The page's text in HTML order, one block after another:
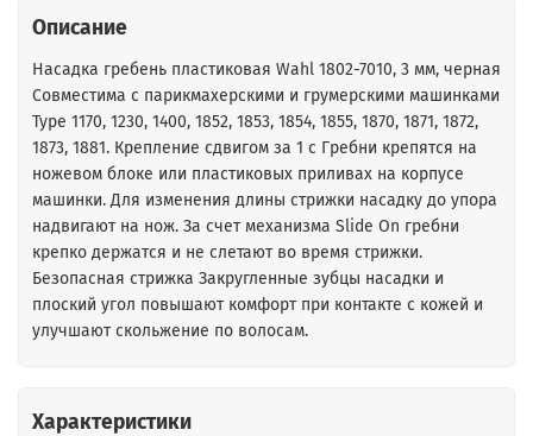
Описание
Насадка гребень пластиковая Wahl 1802-7010, 3 мм, черная
Cовместима с парикмахерскими и грумерскими машинками
Type 1170, 1230, 1400, 1852, 1853, 1854, 1855, 1870, 1871, 1872,
1873, 1881. Крепление сдвигом за 1 с Гребни крепятся на
ножевом блоке или пластиковых приливах на корпусе
машинки. Для изменения длины стрижки насадку до упора
надвигают на нож. За счет механизма Slide On гребни
крепко держатся и не слетают во время стрижки.
Безопасная стрижка Закругленные зубцы насадки и
плоский угол повышают комфорт при контакте с кожей и
улучшают скольжение по волосам.
Характеристики